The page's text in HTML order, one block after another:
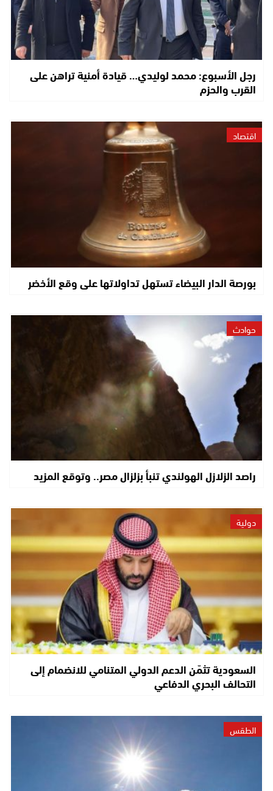
رجل الأسبوع: محمد لوليدي… قيادة أمنية تراهن على
القرب والحزم
اقتصاد
بورصة الدار البيضاء تستهل تداولاتها على وقع الأخضر
حوادث
راصد الزلازل الهولندي تنبأ بزلزال مصر.. وتوقع المزيد
دولية
السعودية تثمّن الدعم الدولي المتنامي للانضمام إلى
التحالف البحري الدفاعي
الطقس